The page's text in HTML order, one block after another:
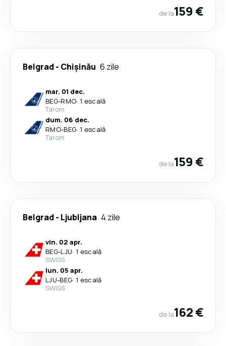
de la159 €
Belgrad- Chișinău 6 zile
mar. 01 dec.
BEG-RMO· 1 escală
Tarom
dum. 06 dec.
RMO-BEG· 1 escală
Tarom
de la159 €
Belgrad- Ljubljana 4 zile
vin. 02 apr.
BEG-LJU· 1 escală
SWISS
lun. 05 apr.
LJU-BEG· 1 escală
SWISS
de la162 €